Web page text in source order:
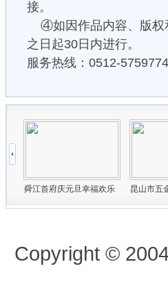
接。
④如因作品内容、版权
之日起30日内进行。
服务热线：0512-
Copyright ©